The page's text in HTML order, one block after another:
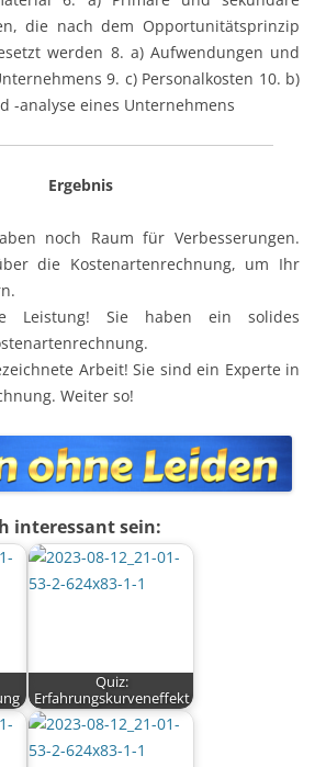
die nach dem Opportunitätsprinzip
werden 8. a) Aufwendungen und
9. c) Personalkosten 10. b)
-analyse eines Unternehmens
Ergebnis
noch Raum für Verbesserungen.
die Kostenartenrechnung, um Ihr
Leistung! Sie haben ein solides
Arbeit! Sie sind ein Experte in
Weiter so!
interessant sein:
Quiz:
Erfahrungskurveneffekt